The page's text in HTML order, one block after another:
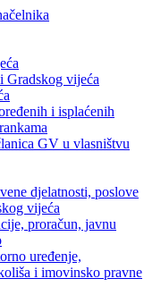
Gradskog vijeća
i isplaćenih
GV u vlasništvu
djelatnosti, poslove
vijeća
proračun, javnu
uređenje,
i imovinsko pravne